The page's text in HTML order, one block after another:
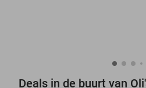
Deals in de buurt van